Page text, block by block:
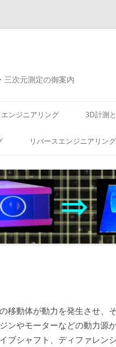
三次元測定の御案内
ンジニアリング 3D計測
リバースエンジニアリング
移動体が動力を発生させ、
ンやモーターなどの動力源
ブシャフト、ディファレン